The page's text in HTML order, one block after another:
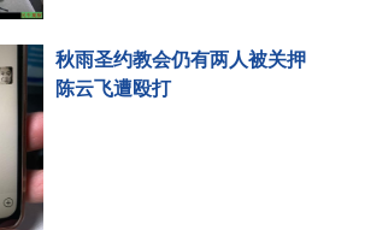
秋雨圣约教会仍有两人被关押
陈云飞遭殴打